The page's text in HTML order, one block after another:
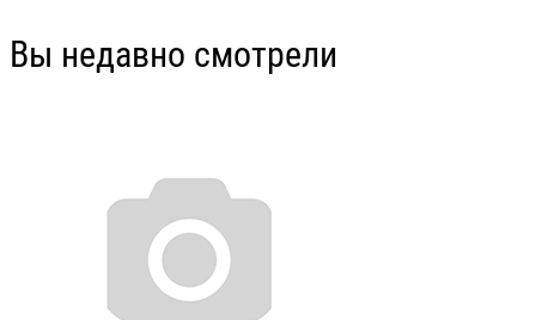
Вы недавно смотрели